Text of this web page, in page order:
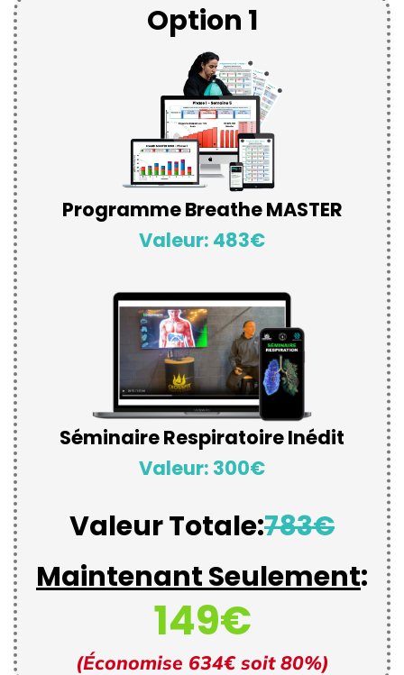
Option 1
Programme Breathe MASTER
Valeur: 483€
Séminaire Respiratoire Inédit
Valeur: 300€
Valeur Totale:783€
Maintenant Seulement:
149€
(Économise 634€ soit 80%)